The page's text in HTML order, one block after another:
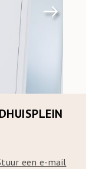
een e-mail